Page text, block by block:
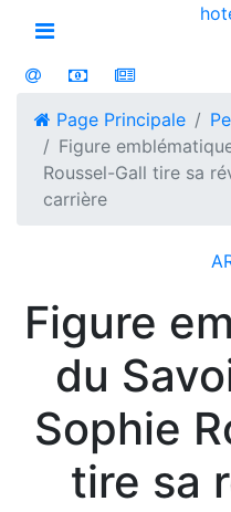
Open menu
Page Principale
Figure
Roussel-Gall tire sa
carrière
Figure
du
Sophie
tire sa